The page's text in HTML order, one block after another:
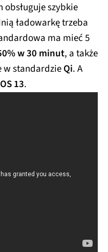
szybkie
ładowarkę trzeba
ma mieć 5
w 30 minut, a także
w standardzieQi. A
13.